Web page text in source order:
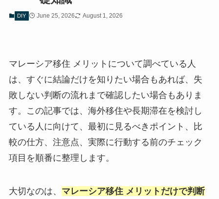
DIY June 25, 2026 August 1, 2026
マレーシア移住 メリットについて調べている人
は、すぐに結論だけを知りたい場合もあれば、失
敗しない判断の流れまで確認したい場合もありま
す。この記事では、海外移住や長期滞在を検討し
ている人に向けて、最初に見るべきポイント、比
較の仕方、注意点、実際に行動する前のチェック
項目を順番に整理します。
大切なのは、 マレーシア移住 メリットだけで判断